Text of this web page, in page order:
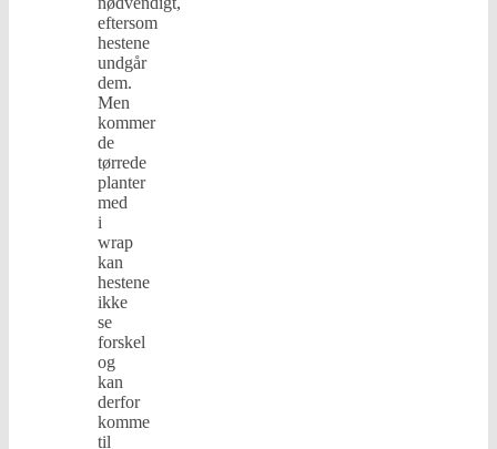
eftersom
hestene
undgår
dem.
Men
kommer
de
tørrede
planter
med
i
wrap
kan
hestene
ikke
se
forskel
og
kan
derfor
komme
til